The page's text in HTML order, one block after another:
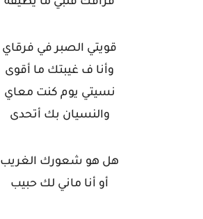
قويتي الصبر في فرقاي
وأنا ف غيبتك ما أقوى
نسيتي يوم كنت معاي
والنسيان بك أتحدى
هل هو شعورك الغريب
أو أنا ماني لك حبيب